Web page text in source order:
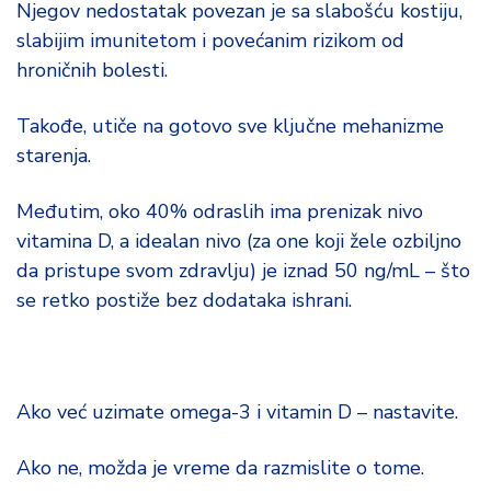
Njegov nedostatak povezan je sa slabošću kostiju,
slabijim imunitetom i povećanim rizikom od
hroničnih bolesti.
Takođe, utiče na gotovo sve ključne mehanizme
starenja.
Međutim, oko 40% odraslih ima prenizak nivo
vitamina D, a idealan nivo (za one koji žele ozbiljno
da pristupe svom zdravlju) je iznad 50 ng/mL – što
se retko postiže bez dodataka ishrani.
Ako već uzimate omega-3 i vitamin D – nastavite.
Ako ne, možda je vreme da razmislite o tome.